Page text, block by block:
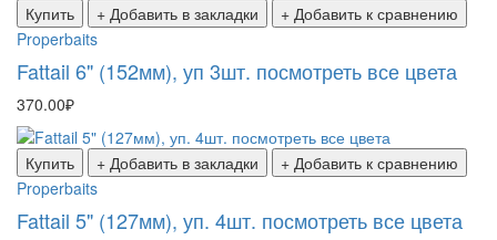
Купить + Добавить в закладки
+ Добавить к сравнению
Properbaits
Fattail 6" (152мм), уп 3шт. посмотреть все цвета
370.00₽
Купить + Добавить в закладки
+ Добавить к сравнению
Properbaits
Fattail 5" (127мм), уп. 4шт. посмотреть все цвета